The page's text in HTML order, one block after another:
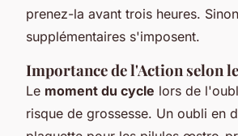
prenez-la avant trois heures.
supplémentaires s'imposent.
Importance de l'Action selon
Le moment du cycle lors de
risque de grossesse. Un oubli en